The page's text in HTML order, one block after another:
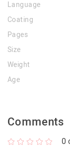
Language
Coating
Pages
Size
Weight
Age
Comments
0